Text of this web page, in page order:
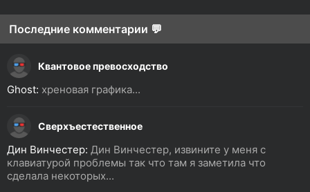
Последние комментарии 💬
Квантовое превосходство
Ghost: хреновая графика...
Сверхъестественное
Дин Винчестер: Дин Винчестер, извините у меня с
клавиатурой проблемы так что там я заметила что
сделала некоторых...